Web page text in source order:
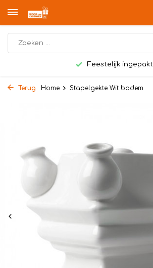
Feestelijk ingepakt
Terug Home Stapelgekte Wit bodem